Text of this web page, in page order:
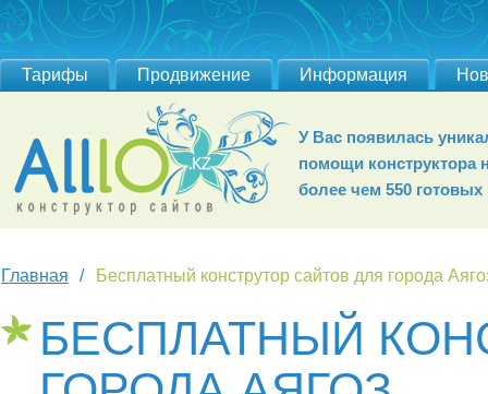
Тарифы Продвижение Информация
У Вас появилась
помощи конструктора
более чем 550
Главная Бесплатный конструтор сайтов для города
БЕСПЛАТНЫЙ